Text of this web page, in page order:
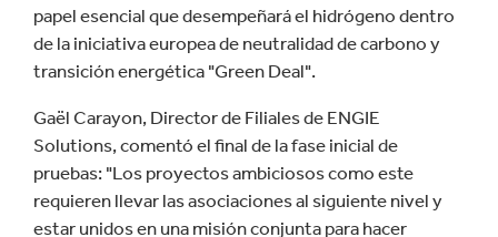
papel esencial que desempeñará el hidrógeno dentro
de la iniciativa europea de neutralidad de carbono y
transición energética "Green Deal".
Gaël Carayon, Director de Filiales de ENGIE
Solutions, comentó el final de la fase inicial de
pruebas: "Los proyectos ambiciosos como este
requieren llevar las asociaciones al siguiente nivel y
estar unidos en una misión conjunta para hacer